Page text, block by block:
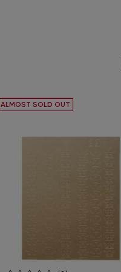
ALMOST SOLD OUT